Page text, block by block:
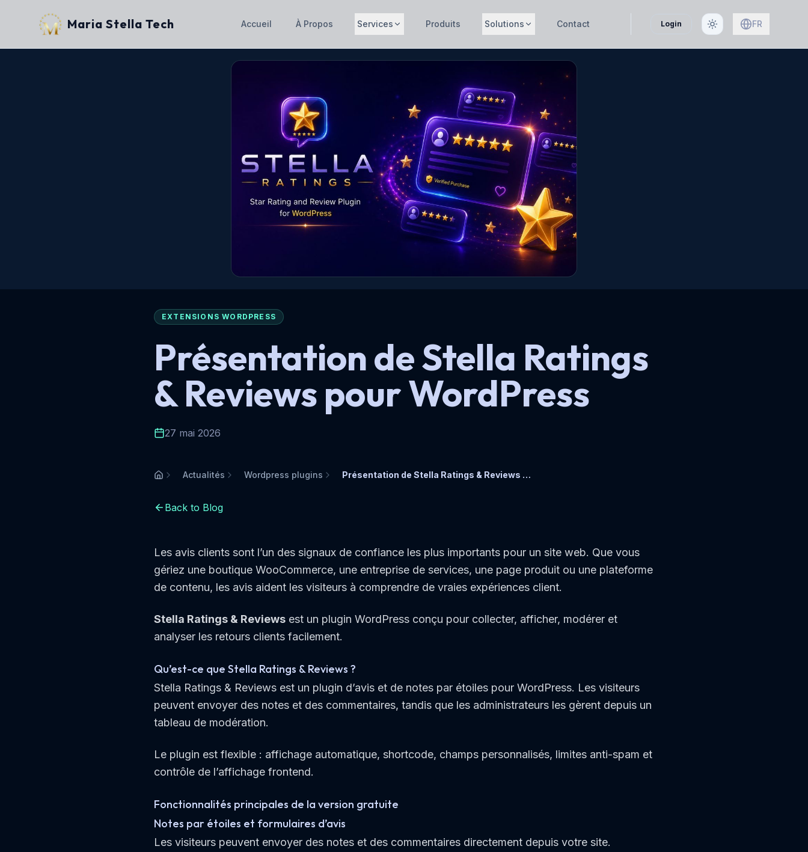
Maria Stella Tech Accueil À Propos Services Produits Solutions Contact Login FR
EXTENSIONS WORDPRESS
Présentation de Stella Ratings
& Reviews pour WordPress
27 mai 2026
Actualités Wordpress plugins Présentation de Stella Ratings & Reviews pour WordPress
Back to Blog
Les avis clients sont l’un des signaux de confiance les plus importants pour un site web. Que vous
gériez une boutique WooCommerce, une entreprise de services, une page produit ou une plateforme
de contenu, les avis aident les visiteurs à comprendre de vraies expériences client.
Stella Ratings & Reviews est un plugin WordPress conçu pour collecter, afficher, modérer et
analyser les retours clients facilement.
Qu’est-ce que Stella Ratings & Reviews ?
Stella Ratings & Reviews est un plugin d’avis et de notes par étoiles pour WordPress. Les visiteurs
peuvent envoyer des notes et des commentaires, tandis que les administrateurs les gèrent depuis un
tableau de modération.
Le plugin est flexible : affichage automatique, shortcode, champs personnalisés, limites anti-spam et
contrôle de l’affichage frontend.
Fonctionnalités principales de la version gratuite
Notes par étoiles et formulaires d’avis
Les visiteurs peuvent envoyer des notes et des commentaires directement depuis votre site.